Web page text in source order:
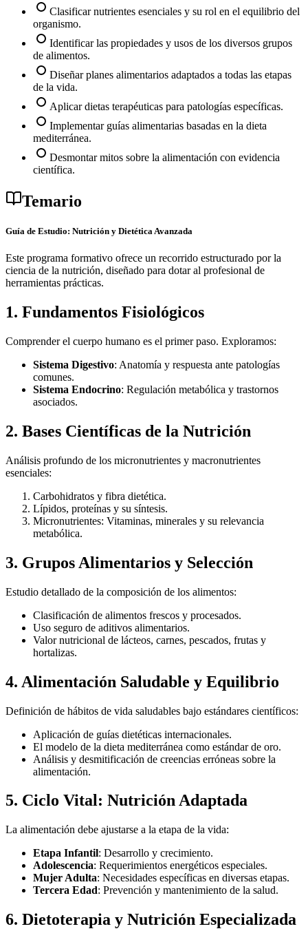
Clasificar nutrientes esenciales y su rol en el equilibrio del
organismo.
Identificar las propiedades y usos de los diversos grupos
de alimentos.
Diseñar planes alimentarios adaptados a todas las etapas
de la vida.
Aplicar dietas terapéuticas para patologías específicas.
Implementar guías alimentarias basadas en la dieta
mediterránea.
Desmontar mitos sobre la alimentación con evidencia
científica.
Temario
Guía de Estudio: Nutrición y Dietética Avanzada
Este programa formativo ofrece un recorrido estructurado por la
ciencia de la nutrición, diseñado para dotar al profesional de
herramientas prácticas.
1. Fundamentos Fisiológicos
Comprender el cuerpo humano es el primer paso. Exploramos:
Sistema Digestivo: Anatomía y respuesta ante patologías
comunes.
Sistema Endocrino: Regulación metabólica y trastornos
asociados.
2. Bases Científicas de la Nutrición
Análisis profundo de los micronutrientes y macronutrientes
esenciales:
Carbohidratos y fibra dietética.
Lípidos, proteínas y su síntesis.
Micronutrientes: Vitaminas, minerales y su relevancia
metabólica.
3. Grupos Alimentarios y Selección
Estudio detallado de la composición de los alimentos:
Clasificación de alimentos frescos y procesados.
Uso seguro de aditivos alimentarios.
Valor nutricional de lácteos, carnes, pescados, frutas y
hortalizas.
4. Alimentación Saludable y Equilibrio
Definición de hábitos de vida saludables bajo estándares científicos:
Aplicación de guías dietéticas internacionales.
El modelo de la dieta mediterránea como estándar de oro.
Análisis y desmitificación de creencias erróneas sobre la
alimentación.
5. Ciclo Vital: Nutrición Adaptada
La alimentación debe ajustarse a la etapa de la vida:
Etapa Infantil: Desarrollo y crecimiento.
Adolescencia: Requerimientos energéticos especiales.
Mujer Adulta: Necesidades específicas en diversas etapas.
Tercera Edad: Prevención y mantenimiento de la salud.
6. Dietoterapia y Nutrición Especializada